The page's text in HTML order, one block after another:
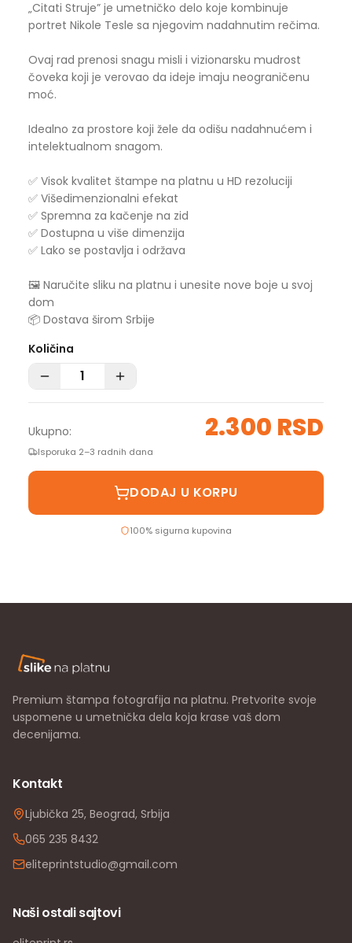
„Citati Struje” je umetničko delo koje kombinuje
portret Nikole Tesle sa njegovim nadahnutim rečima.
Ovaj rad prenosi snagu misli i vizionarsku mudrost
čoveka koji je verovao da ideje imaju neograničenu
moć.
Idealno za prostore koji žele da odišu nadahnućem i
intelektualnom snagom.
✅ Visok kvalitet štampe na platnu u HD rezoluciji
✅ Višedimenzionalni efekat
✅ Spremna za kačenje na zid
✅ Dostupna u više dimenzija
✅ Lako se postavlja i održava
🖼️ Naručite sliku na platnu i unesite nove boje u svoj
dom
📦 Dostava širom Srbije
Količina
Ukupno: 2.300 RSD
Isporuka 2–3 radnih dana
DODAJ U KORPU
100% sigurna kupovina
Premium štampa fotografija na platnu. Pretvorite svoje
uspomene u umetnička dela koja krase vaš dom
decenijama.
Kontakt
Ljubička 25, Beograd, Srbija
065 235 8432
eliteprintstudio@gmail.com
Naši ostali sajtovi